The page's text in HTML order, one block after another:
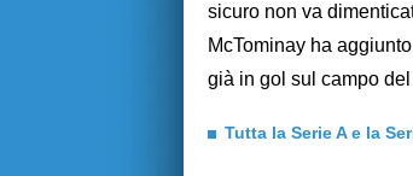
sicuro non va
McTominay ha
già in gol sul campo
Tutta la Serie A e la